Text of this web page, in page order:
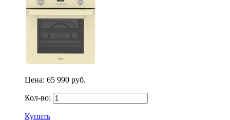
Цена: 65 990 руб.
Кол-во:
Купить